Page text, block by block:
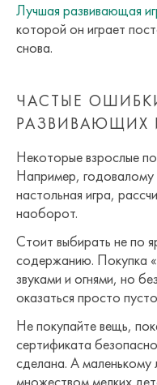
Лучшая развивающая
которой он играет
снова.
ЧАСТЫЕ
РАЗВИВАЮЩИХ
Некоторые взрослые
Например, годовалому
настольная игра,
наоборот.
Стоит выбирать не по
содержанию. Покупка
звуками и огнями, но
оказаться просто
Не покупайте вещь,
сертификата
сделана. А маленькому